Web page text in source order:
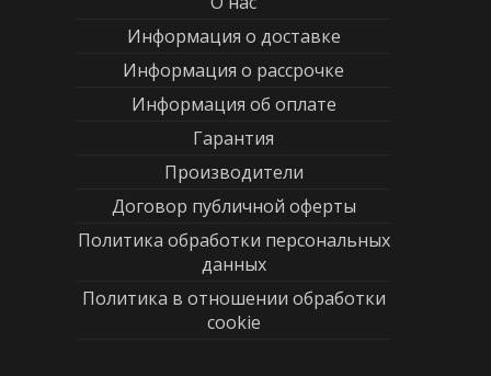
Информация о доставке
Информация о рассрочке
Информация об оплате
Гарантия
Производители
Договор публичной оферты
Политика обработки персональных
данных
Политика в отношении обработки
cookie